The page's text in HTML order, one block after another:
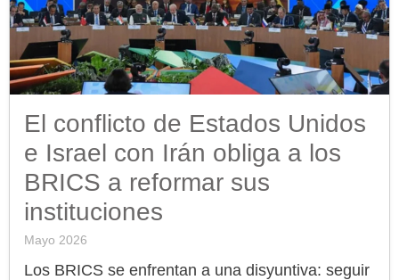
El conflicto de Estados Unidos
e Israel con Irán obliga a los
BRICS a reformar sus
instituciones
Mayo 2026
Los BRICS se enfrentan a una disyuntiva: seguir